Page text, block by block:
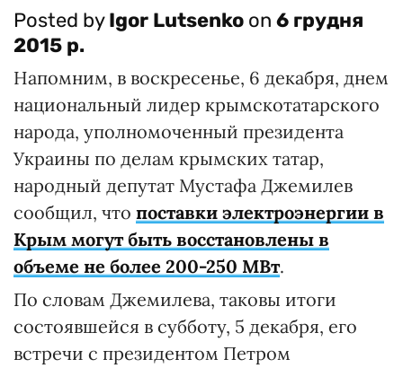
Posted byIgor Lutsenko on 6 грудня
2015 р.
Напомним, в воскресенье, 6 декабря, днем
национальный лидер крымскотатарского
народа, уполномоченный президента
Украины по делам крымских татар,
народный депутат Мустафа Джемилев
сообщил, что поставки электроэнергии в
Крым могут быть восстановлены в
объеме не более 200-250 МВт.
По словам Джемилева, таковы итоги
состоявшейся в субботу, 5 декабря, его
встречи с президентом Петром